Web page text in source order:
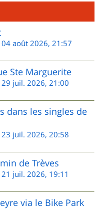
04 août 2026, 21:57
Ste Marguerite
29 juil. 2026, 21:00
dans les singles de
23 juil. 2026, 20:58
de Trèves
21 juil. 2026, 19:11
via le Bike Park